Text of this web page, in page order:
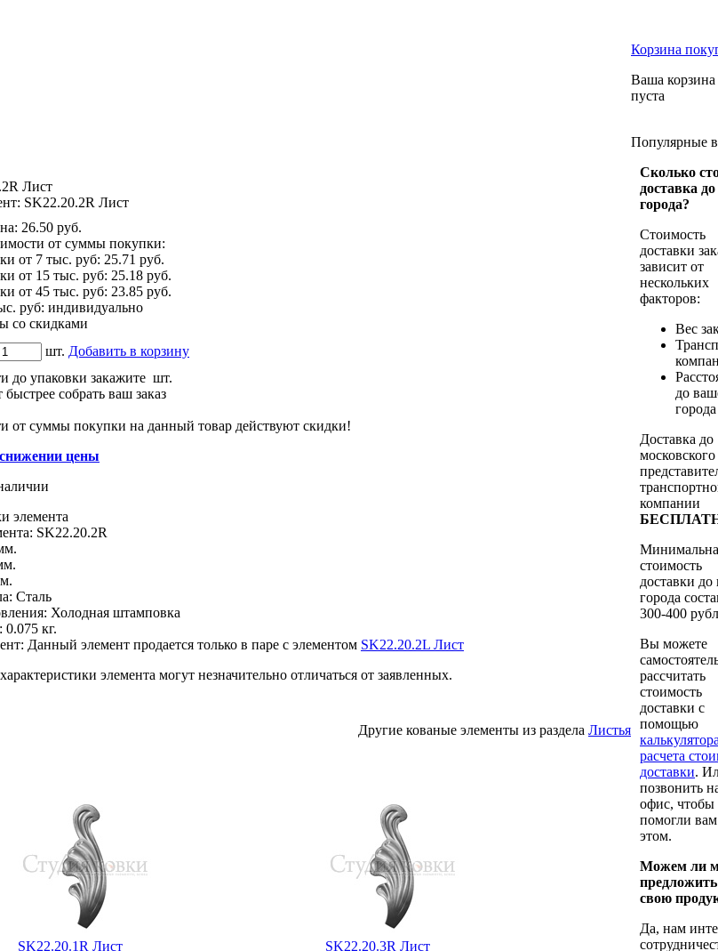
Лист
SK22.20.2R Лист
: 26.50 руб.
от суммы покупки:
от 7 тыс. руб: 25.71 руб.
от 15 тыс. руб: 25.18 руб.
от 45 тыс. руб: 23.85 руб.
руб: индивидуально
со скидками
шт. Добавить в корзину
до упаковки закажите шт.
собрать ваш заказ
от суммы покупки на данный товар действуют скидки!
цены
элемента
SK22.20.2R
: Сталь
: Холодная штамповка
0.075 кг.
Данный элемент продается только в паре с элементом SK22.20.2L Лист
элемента могут незначительно отличаться от заявленных.
Другие кованые элементы из раздела Листья
SK22.20.1R Лист
SK22.20.3R Лист
Корзина
Ваша корзина
пуста
Популярные
Сколько
доставка
города?
Стоимость
доставки
зависит от
нескольких
факторов:
Вес
до
города
Доставка до
московского
компании
стоимость
доставки до
города
300-400
Вы можете
рассчитать
стоимость
доставки с
помощью
расчета
доставки.
позвонить
офис,
помогли
этом.
Можем ли
свою
Да, нам